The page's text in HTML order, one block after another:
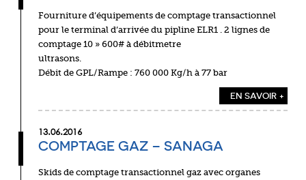
Fourniture d’équipements de comptage transactionnel
pour le terminal d’arrivée du pipline ELR1 . 2 lignes de
comptage 10 » 600# à débitmetre
Débit de GPL/Rampe : 760 000 Kg/h à 77 bar
EN SAVOIR +
13.06.2016
COMPTAGE GAZ – SANAGA
Skids de comptage transactionnel gaz avec organes